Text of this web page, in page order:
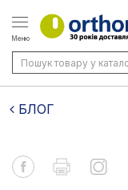
Меню
БЛОГ